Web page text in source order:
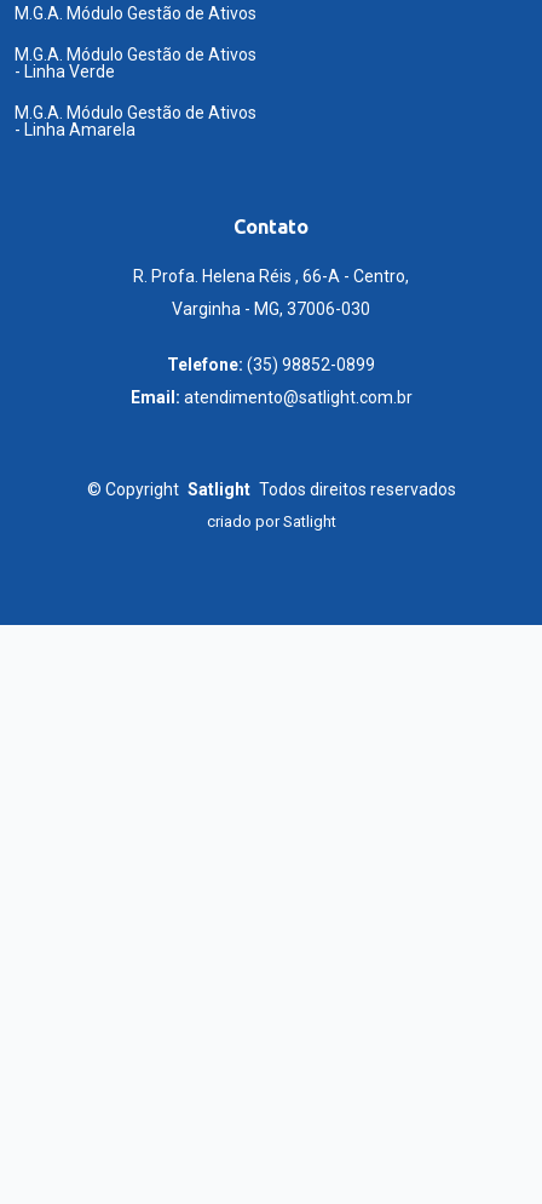
M.G.A. Módulo Gestão de Ativos
M.G.A. Módulo Gestão de Ativos
- Linha Verde
M.G.A. Módulo Gestão de Ativos
- Linha Amarela
Contato
R. Profa. Helena Réis , 66-A - Centro,
Varginha - MG, 37006-030
Telefone: (35) 98852-0899
Email: atendimento@satlight.com.br
© Copyright Satlight Todos direitos reservados
criado porSatlight